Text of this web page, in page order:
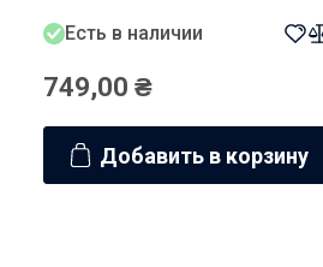
Есть в наличии
749,00 ₴
Добавить в корзину